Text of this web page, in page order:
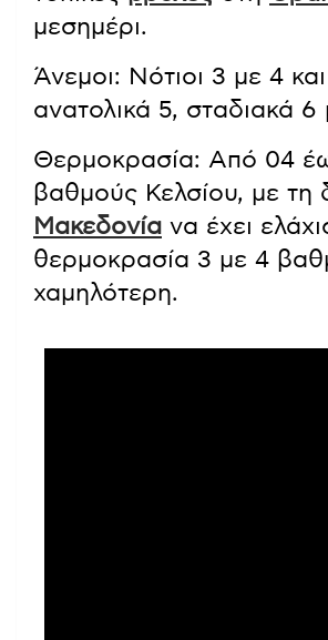
μεσημέρι.
Άνεμοι: Νότιοι 3 με 4
ανατολικά 5, σταδιακά
Θερμοκρασία: Από 04
βαθμούς Κελσίου, με τη
Μακεδονία να έχει
θερμοκρασία 3 με 4
χαμηλότερη.